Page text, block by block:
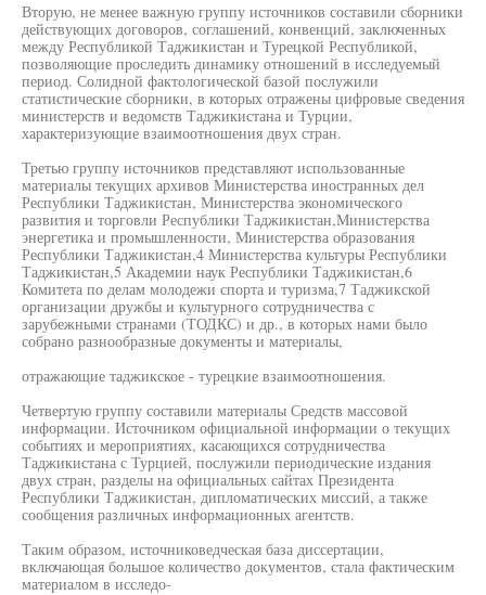
Вторую, не менее важную группу источников составили сборники
действующих договоров, соглашений, конвенций, заключенных
между Республикой Таджикистан и Турецкой Республикой,
позволяющие проследить динамику отношений в исследуемый
период. Солидной фактологической базой послужили
статистические сборники, в которых отражены цифровые сведения
министерств и ведомств Таджикистана и Турции,
характеризующие взаимоотношения двух стран.
Третью группу источников представляют использованные
материалы текущих архивов Министерства иностранных дел
Республики Таджикистан, Министерства экономического
развития и торговли Республики Таджикистан,Министерства
энергетика и промышленности, Министерства образования
Республики Таджикистан,4 Министерства культуры Республики
Таджикистан,5 Академии наук Республики Таджикистан,6
Комитета по делам молодежи спорта и туризма,7 Таджикской
организации дружбы и культурного сотрудничества с
зарубежными странами (ТОДКС) и др., в которых нами было
собрано разнообразные документы и материалы,
отражающие таджикское - турецкие взаимоотношения.
Четвертую группу составили материалы Средств массовой
информации. Источником официальной информации о текущих
событиях и мероприятиях, касающихся сотрудничества
Таджикистана с Турцией, послужили периодические издания
двух стран, разделы на официальных сайтах Президента
Республики Таджикистан, дипломатических миссий, а также
сообщения различных информационных агентств.
Таким образом, источниковедческая база диссертации,
включающая большое количество документов, стала фактическим
материалом в исследо-